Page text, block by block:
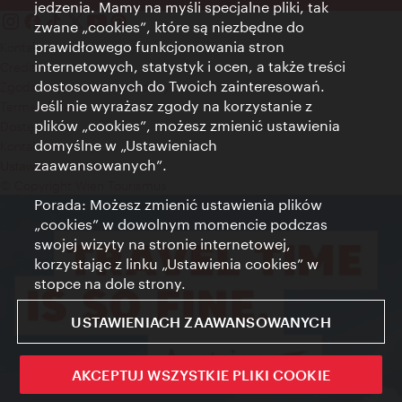
Kontakt
Credits
Zgoda na przetwarzanie danych osobowych
Terms of Use
Dostępność
Kontakt prasowy
Ustawienia cookies
jedzenia. Mamy na myśli specjalne pliki, tak
zwane „cookies”, które są niezbędne do
prawidłowego funkcjonowania stron
internetowych, statystyk i ocen, a także treści
dostosowanych do Twoich zainteresowań.
Jeśli nie wyrażasz zgody na korzystanie z
plików „cookies”, możesz zmienić ustawienia
domyślne w „Ustawieniach
zaawansowanych”.
Porada: Możesz zmienić ustawienia plików
„cookies” w dowolnym momencie podczas
swojej wizyty na stronie internetowej,
korzystając z linku „Ustawienia cookies” w
stopce na dole strony.
USTAWIENIACH ZAAWANSOWANYCH
AKCEPTUJ WSZYSTKIE PLIKI COOKIE